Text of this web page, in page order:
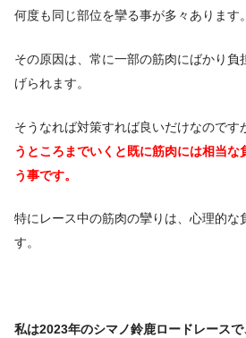
何度も同じ部位を攣る事が多々あります。
その原因は、常に一部の筋肉にばかり負
げられます。
そうなれば対策すれば良いだけなのです
うところまでいくと既に筋肉には相当な
う事です。
特にレース中の筋肉の攣りは、心理的な
す。
私は2023年のシマノ鈴鹿ロードレース